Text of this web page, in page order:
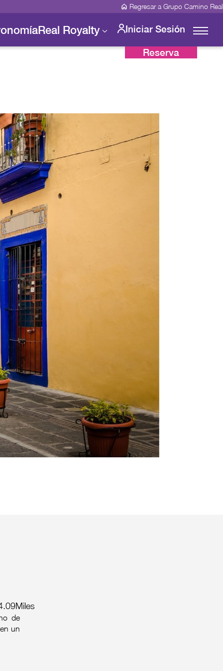
Regresar a Grupo Camino Real
Real Royalty Iniciar Sesión
Reserva
de
un